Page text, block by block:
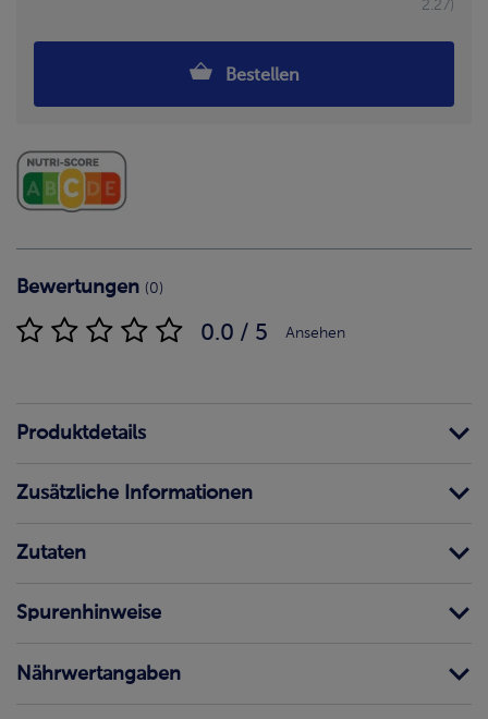
2.27)
Bestellen
Bewertungen (0)
0.0 / 5 Ansehen
Produktdetails
Zusätzliche Informationen
Zutaten
Spurenhinweise
Nährwertangaben